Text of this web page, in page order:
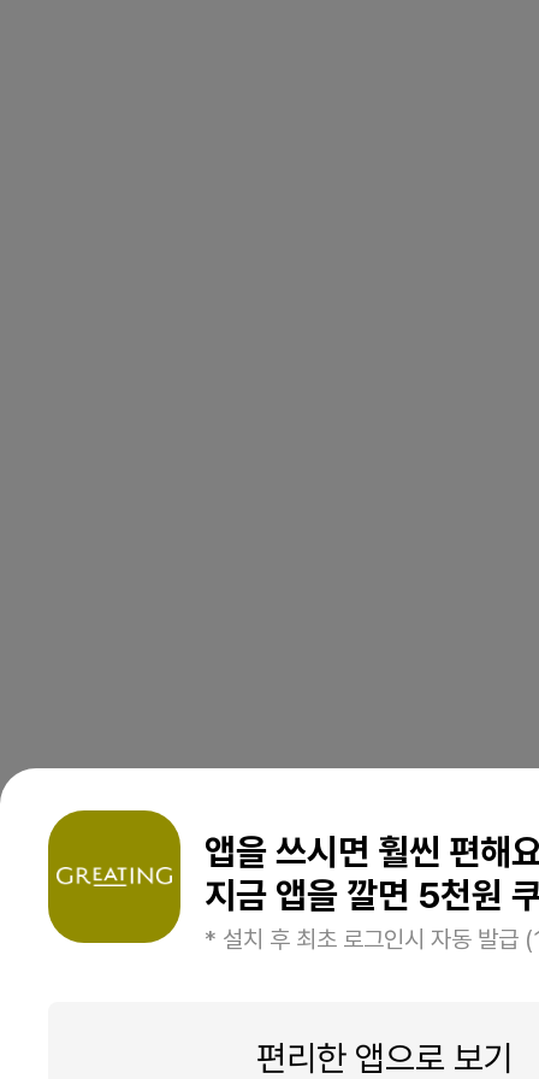
앱을 쓰시면 훨씬 편해
지금 앱을 깔면 5천원
* 설치 후 최초 로그인시 자동 발급
편리한 앱으로 보기